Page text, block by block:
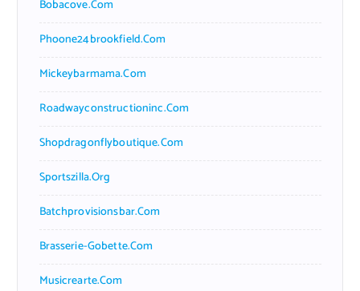
Bobacove.com
Phoone24brookfield.com
Mickeybarmama.com
Roadwayconstructioninc.com
Shopdragonflyboutique.com
Sportszilla.org
Batchprovisionsbar.com
Brasserie-Gobette.com
Musicrearte.com